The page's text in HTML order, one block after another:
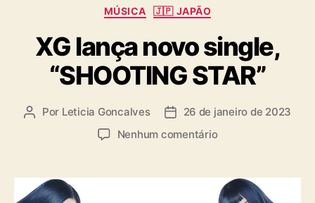
C
t
e
g
o
a
MÚSICA 🇯🇵 JAPÃO
XG lança novo single,
“SHOOTING STAR”
A
r
d
Por Leticia Goncalves
D
d
26 de janeiro de 2023
Nenhum comentárioe
G
l